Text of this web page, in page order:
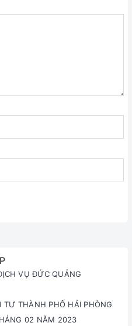
VỤ ĐỨC QUẢNG
TƯ THÀNH PHỐ HẢI PHÒNG
02 NĂM 2023